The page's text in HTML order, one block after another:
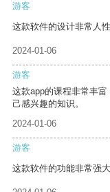
游客
这款软件的设计非常人
2024-01-06
游客
这款app的课程非常丰
己感兴趣的知识。
2024-01-06
游客
这款软件的功能非常强